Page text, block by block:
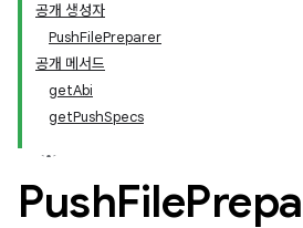
공개 생성자
PushFilePreparer
공개 메서드
getAbi
getPushSpecs
PushFile